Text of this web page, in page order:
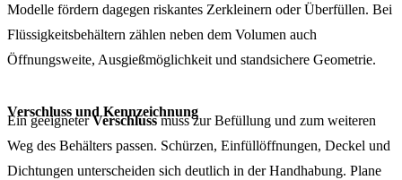
Modelle fördern dagegen riskantes Zerkleinern oder Überfüllen. Bei
Flüssigkeitsbehältern zählen neben dem Volumen auch
Öffnungsweite, Ausgießmöglichkeit und standsichere Geometrie.
Verschluss und Kennzeichnung
Ein geeigneterVerschlussmuss zur Befüllung und zum weiteren
Weg des Behälters passen. Schürzen, Einfüllöffnungen, Deckel und
Dichtungen unterscheiden sich deutlich in der Handhabung. Plane